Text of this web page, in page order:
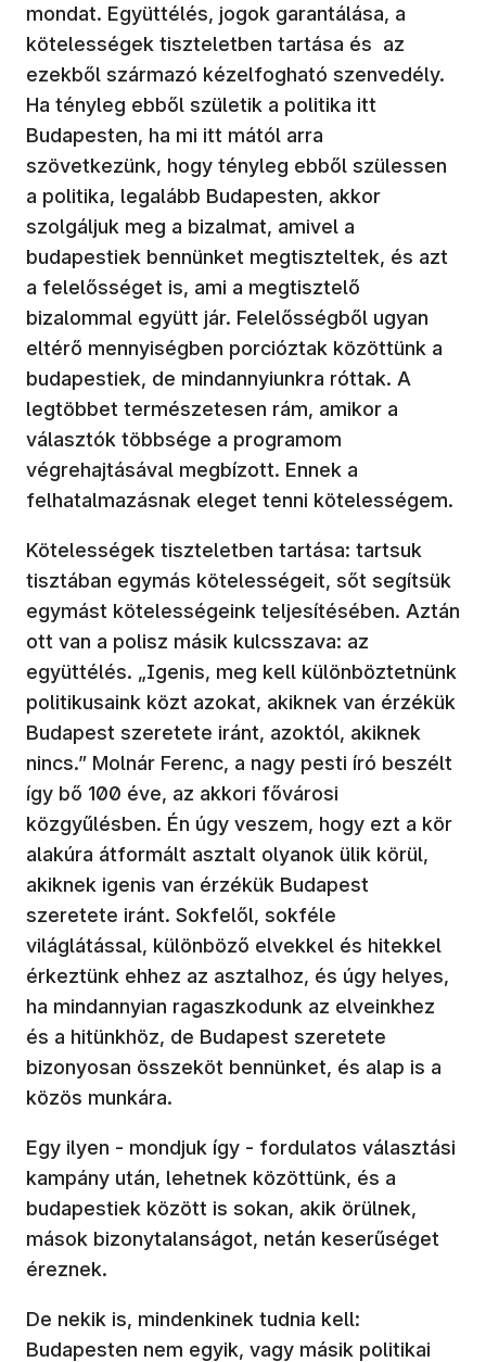
mondat. Együttélés, jogok garantálása, a
kötelességek tiszteletben tartása és az
ezekből származó kézelfogható szenvedély.
Ha tényleg ebből születik a politika itt
Budapesten, ha mi itt mától arra
szövetkezünk, hogy tényleg ebből szülessen
a politika, legalább Budapesten, akkor
szolgáljuk meg a bizalmat, amivel a
budapestiek bennünket megtiszteltek, és azt
a felelősséget is, ami a megtisztelő
bizalommal együtt jár. Felelősségből ugyan
eltérő mennyiségben porcióztak közöttünk a
budapestiek, de mindannyiunkra róttak. A
legtöbbet természetesen rám, amikor a
választók többsége a programom
végrehajtásával megbízott. Ennek a
felhatalmazásnak eleget tenni kötelességem.
Kötelességek tiszteletben tartása: tartsuk
tisztában egymás kötelességeit, sőt segítsük
egymást kötelességeink teljesítésében. Aztán
ott van a polisz másik kulcsszava: az
együttélés. „Igenis, meg kell különböztetnünk
politikusaink közt azokat, akiknek van érzékük
Budapest szeretete iránt, azoktól, akiknek
nincs.” Molnár Ferenc, a nagy pesti író beszélt
így bő 100 éve, az akkori fővárosi
közgyűlésben. Én úgy veszem, hogy ezt a kör
alakúra átformált asztalt olyanok ülik körül,
akiknek igenis van érzékük Budapest
szeretete iránt. Sokfelől, sokféle
világlátással, különböző elvekkel és hitekkel
érkeztünk ehhez az asztalhoz, és úgy helyes,
ha mindannyian ragaszkodunk az elveinkhez
és a hitünkhöz, de Budapest szeretete
bizonyosan összeköt bennünket, és alap is a
közös munkára.
Egy ilyen - mondjuk így - fordulatos választási
kampány után, lehetnek közöttünk, és a
budapestiek között is sokan, akik örülnek,
mások bizonytalanságot, netán keserűséget
éreznek.
De nekik is, mindenkinek tudnia kell:
Budapesten nem egyik, vagy másik politikai